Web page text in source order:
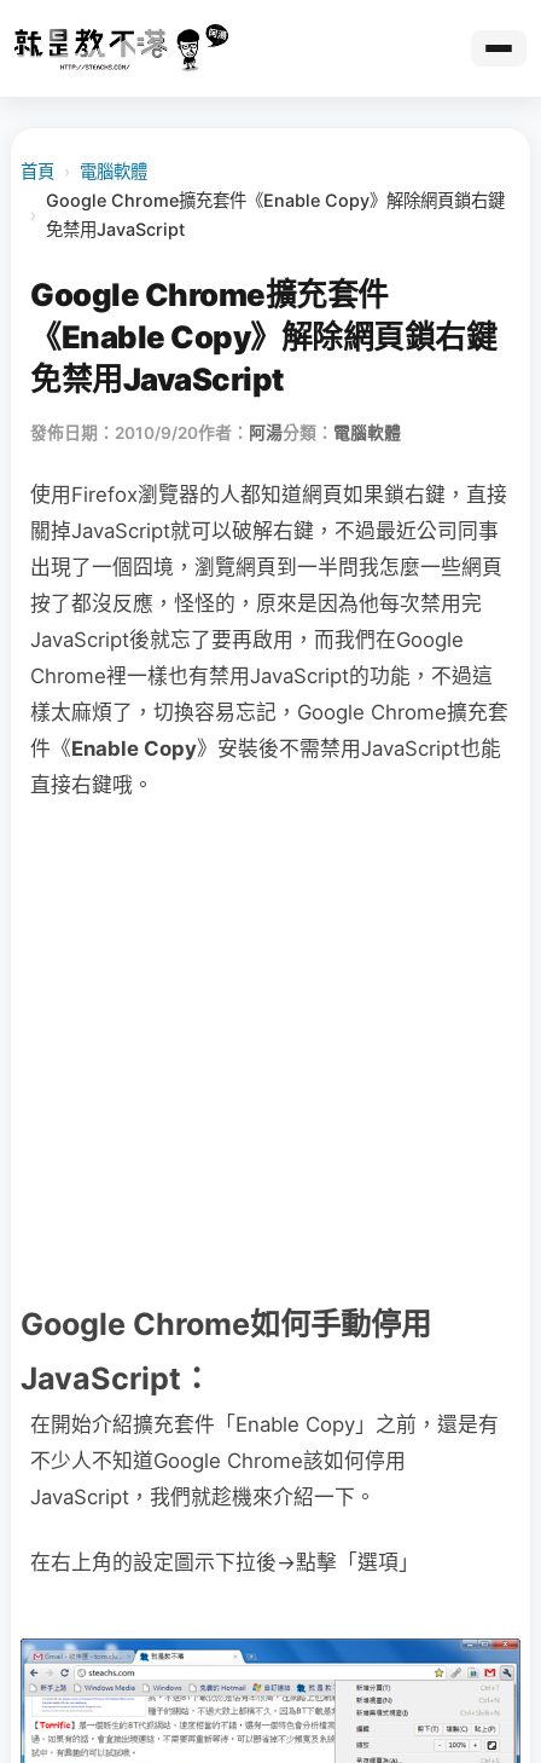
首頁 › 電腦軟體
›
Google Chrome擴充套件《Enable Copy》解除網頁鎖右鍵
免禁用JavaScript
Google Chrome擴充套件
《Enable Copy》解除網頁鎖右鍵
免禁用JavaScript
發佈日期：2010/9/20作者： 阿湯分類： 電腦軟體
使用Firefox瀏覽器的人都知道網頁如果鎖右鍵，直接
關掉JavaScript就可以破解右鍵，不過最近公司同事
出現了一個囧境，瀏覽網頁到一半問我怎麼一些網頁
按了都沒反應，怪怪的，原來是因為他每次禁用完
JavaScript後就忘了要再啟用，而我們在Google
Chrome裡一樣也有禁用JavaScript的功能，不過這
樣太麻煩了，切換容易忘記，Google Chrome擴充套
件《Enable Copy》安裝後不需禁用JavaScript也能
直接右鍵哦。
Google Chrome如何手動停用
JavaScript：
在開始介紹擴充套件「Enable Copy」之前，還是有
不少人不知道Google Chrome該如何停用
JavaScript，我們就趁機來介紹一下。
在右上角的設定圖示下拉後→點擊「選項」